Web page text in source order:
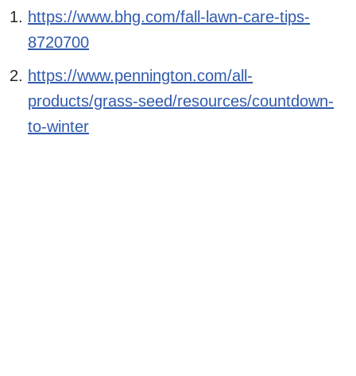
https://www.bhg.com/fall-lawn-care-tips-
8720700
https://www.pennington.com/all-
products/grass-seed/resources/countdown-
to-winter